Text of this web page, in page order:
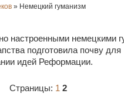
» Немецкий гуманизм
настроенными немецкими
подготовила почву для
идей Реформации.
Страницы: 1 2